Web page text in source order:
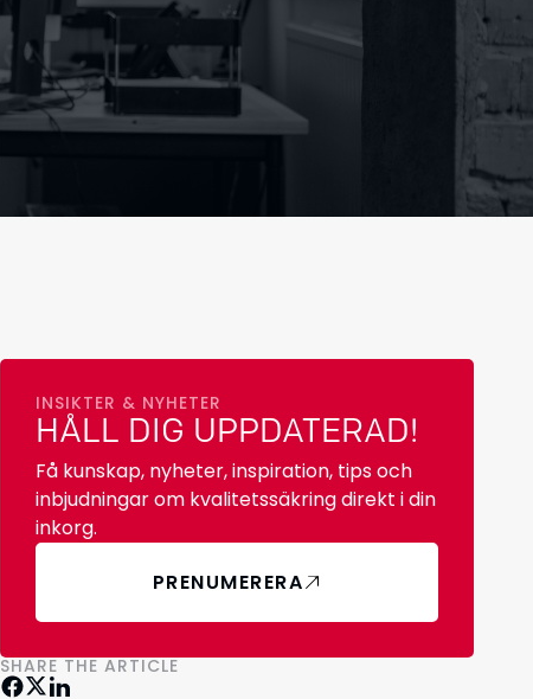
INSIKTER & NYHETER
HÅLL DIG UPPDATERAD!
Få kunskap, nyheter, inspiration, tips och
inbjudningar om kvalitetssäkring direkt i din
inkorg.
PRENUMERERA
SHARE THE ARTICLE